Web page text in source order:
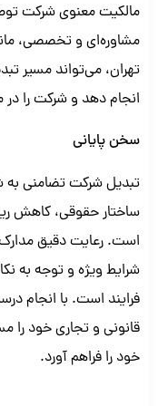
مالکیت معنوی شرکت
مشاوره‌ای و تخصصی،
تهران، می‌تواند مسیر
انجام دهد و شرکت را
سخن پایانی
تبدیل شرکت تضامنی
ساختار حقوقی، کاهش
است. رعایت دقیق مدارک
شرایط ویژه و توجه به
فرایند است. با انجام
قانونی و تجاری خود را
خود را فراهم آورد.